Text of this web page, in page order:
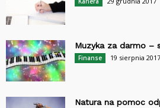
Muzyka za darmo –
Finanse 19 sierpnia 2017
Natura na pomoc